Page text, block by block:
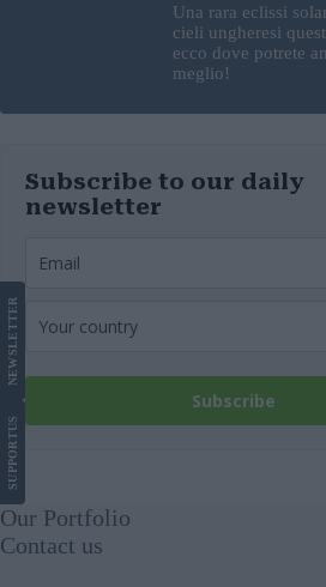
Una rara eclissi
cieli ungheresi
ecco dove potrete
meglio!
Subscribe to our daily
newsletter
Subscribe
SUPPORT
US
NEWS
LETTER
Our Portfolio
Contact us